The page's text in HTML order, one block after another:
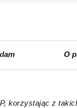
O
korzystając z